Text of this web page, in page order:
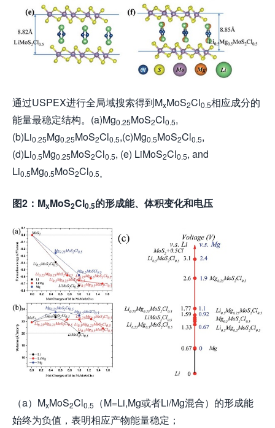
通过USPEX进行全局域搜索得到MxMoS2Cl0.5相应成分的
能量最稳定结构。(a)Mg0.25MoS2Cl0.5,
(b)Li0.25Mg0.25MoS2Cl0.5,(c)Mg0.5MoS2Cl0.5,
(d)Li0.5Mg0.25MoS2Cl0.5, (e) LiMoS2Cl0.5, and
Li0.5Mg0.5MoS2Cl0.5。
图2：MxMoS2Cl0.5的形成能、体积变化和电压
（a）MxMoS2Cl0.5
（M=Li,Mg或者Li/Mg混合）的形成能
始终为负值，表明相应产物能量稳定；